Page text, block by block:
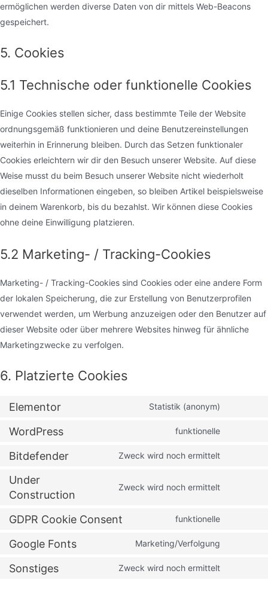
ermöglichen werden diverse Daten von dir mittels Web-Beacons
gespeichert.
5. Cookies
5.1 Technische oder funktionelle Cookies
Einige Cookies stellen sicher, dass bestimmte Teile der Website
ordnungsgemäß funktionieren und deine Benutzereinstellungen
weiterhin in Erinnerung bleiben. Durch das Setzen funktionaler
Cookies erleichtern wir dir den Besuch unserer Website. Auf diese
Weise musst du beim Besuch unserer Website nicht wiederholt
dieselben Informationen eingeben, so bleiben Artikel beispielsweise
in deinem Warenkorb, bis du bezahlst. Wir können diese Cookies
ohne deine Einwilligung platzieren.
5.2 Marketing- / Tracking-Cookies
Marketing- / Tracking-Cookies sind Cookies oder eine andere Form
der lokalen Speicherung, die zur Erstellung von Benutzerprofilen
verwendet werden, um Werbung anzuzeigen oder den Benutzer auf
dieser Website oder über mehrere Websites hinweg für ähnliche
Marketingzwecke zu verfolgen.
6. Platzierte Cookies
Elementor Statistik (anonym)
elementor
WordPress funktionelleConsent
service
Bitdefender Zweck wird noch ermitteltConsent
service
Under
Construction
Zweck wird noch ermitteltConsent
service
GDPR Cookie Consent funktionelleConsent
gdpr-
Google Fonts Marketing/Verfolgung
service
Sonstiges Zweck wird noch ermitteltConsent